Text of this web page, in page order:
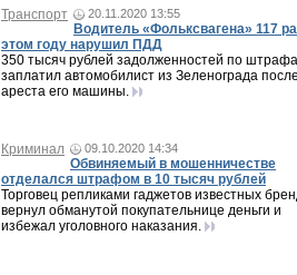
Транспорт 20.11.2020 13:55
Водитель «Фольксвагена» 117
этом году нарушил ПДД
350 тысяч рублей задолженностей по
заплатил автомобилист из Зеленограда
ареста его машины.
Криминал 09.10.2020 14:34
Обвиняемый в мошенничестве
отделался штрафом в 10 тысяч рублей
Торговец репликами гаджетов известных
вернул обманутой покупательнице деньги и
избежал уголовного наказания.